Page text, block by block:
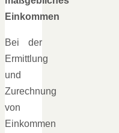
Einkommen
Bei der
Ermittlung
und
Zurechnung
von
Einkommen